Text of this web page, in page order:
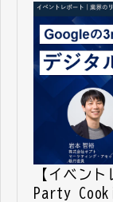
【イベン
Party